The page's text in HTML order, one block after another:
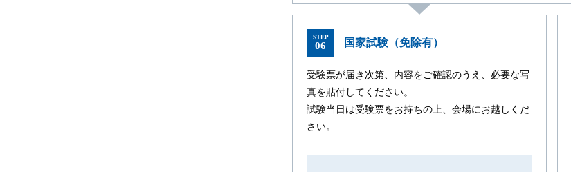
STEP
06 国家試験（免除有）
受験票が届き次第、内容をご確認のうえ、必要な写
真を貼付してください。
試験当日は受験票をお持ちの上、会場にお越しくだ
さい。